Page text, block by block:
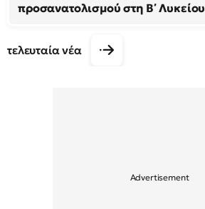
προσανατολισμού στη Β΄ Λυκείου
τελευταία νέα